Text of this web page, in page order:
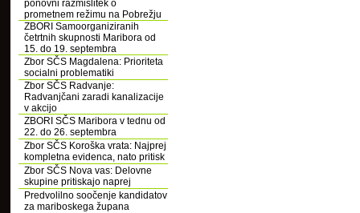
ponovni razmislitek o
prometnem režimu na Pobrežju
ZBORI Samoorganiziranih
četrtnih skupnosti Maribora od
15. do 19. septembra
Zbor SČS Magdalena: Prioriteta
socialni problematiki
Zbor SČS Radvanje:
Radvanjčani zaradi kanalizacije
v akcijo
ZBORI SČS Maribora v tednu od
22. do 26. septembra
Zbor SČS Koroška vrata: Najprej
kompletna evidenca, nato pritisk
Zbor SČS Nova vas: Delovne
skupine pritiskajo naprej
Predvolilno soočenje kandidatov
za mariboskega župana